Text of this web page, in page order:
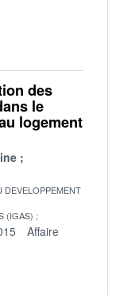
des
le
logement
DEVELOPPEMENT
(IGAS)
Affaire